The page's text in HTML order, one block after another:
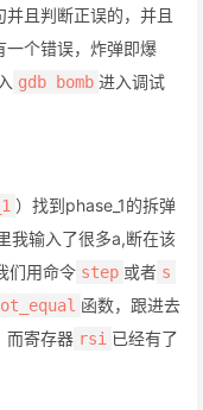
且判断正误的，并且
个错误，炸弹即爆
gdb bomb 进入调试
）找到phase_1的拆弹
我输入了很多a,断在该
们用命令 step 或者 s
函数，跟进去
而寄存器 rsi 已经有了